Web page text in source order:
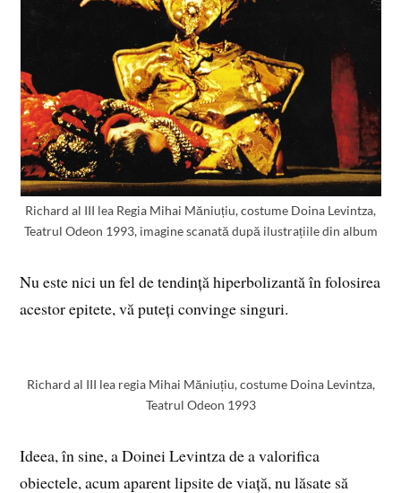
Richard al III lea Regia Mihai Măniuțiu, costume Doina Levintza,
Teatrul Odeon 1993, imagine scanată după ilustrațiile din album
Nu este nici un fel de tendință hiperbolizantă în folosirea
acestor epitete, vă puteți convinge singuri.
Richard al III lea regia Mihai Măniuțiu, costume Doina Levintza,
Teatrul Odeon 1993
Ideea, în sine, a Doinei Levintza de a valorifica
obiectele, acum aparent lipsite de viață, nu lăsate să